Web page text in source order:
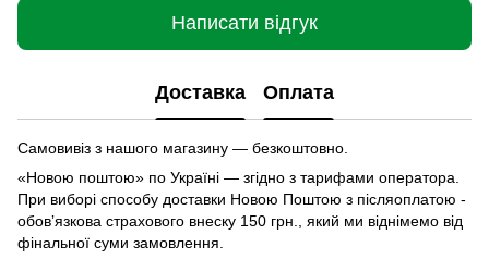
Написати відгук
Доставка Оплата
Самовивіз з нашого магазину — безкоштовно.
«Новою поштою» по Україні — згідно з тарифами оператора.
При виборі способу доставки Новою Поштою з післяоплатою -
обовʼязкова страхового внеску 150 грн., який ми віднімемо від
фінальної суми замовлення.